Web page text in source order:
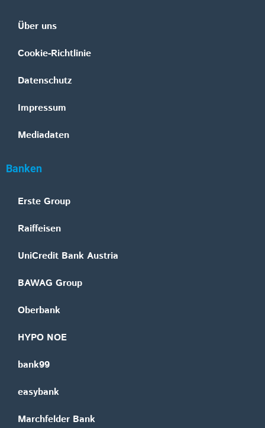
Über uns
Cookie-Richtlinie
Datenschutz
Impressum
Mediadaten
Banken
Erste Group
Raiffeisen
UniCredit Bank Austria
BAWAG Group
Oberbank
HYPO NOE
bank99
easybank
Marchfelder Bank